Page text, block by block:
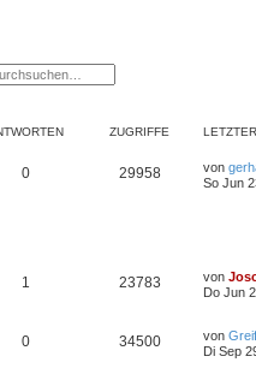
Suche
ZUGRIFFE
0 29958 von
So Jun
1 23783 von
Do Jun
0 34500 von
Di Sep